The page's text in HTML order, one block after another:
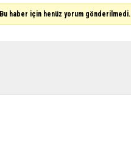
Bu haber için henüz yorum gönderilmedi.